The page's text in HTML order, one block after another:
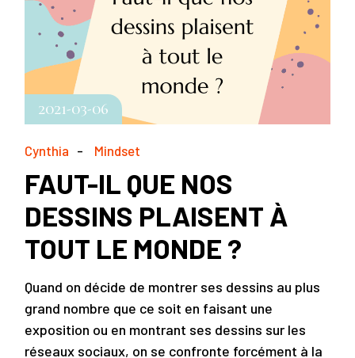
2021-03-06
Cynthia Mindset
FAUT-IL QUE NOS
DESSINS PLAISENT À
TOUT LE MONDE ?
Quand on décide de montrer ses dessins au plus
grand nombre que ce soit en faisant une
exposition ou en montrant ses dessins sur les
réseaux sociaux, on se confronte forcément à la